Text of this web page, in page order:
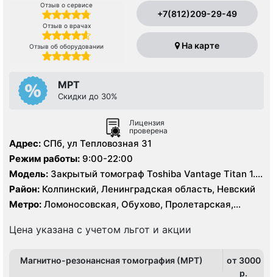
Отзыв о сервисе
Отзыв о врачах
Отзыв об оборудовании
+7(812)209-29-49
На карте
МРТ
Скидки до 30%
Лицензия
проверена
Адрес: СПб, ул Тепловозная 31
Режим работы: 9:00-22:00
Модель: Закрытый томограф Toshiba Vantage Titan 1.5
Тесла
Район: Колпинский, Ленинградская область, Невский
Метро: Ломоносовская, Обухово, Пролетарская,
Цена указана с учетом льгот и акции
Магнитно-резонансная томография (МРТ)
от 3000
p.